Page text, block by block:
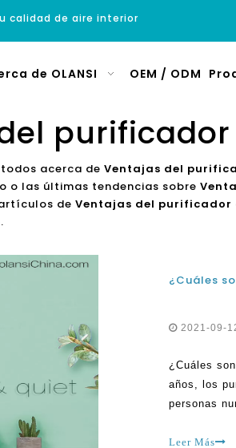
calidad de aire interior
de OLANSI OEM / ODM
acerca de Ventajas del
o las últimas tendencias sobre
de Ventajas del purificador
¿Cuáles
2021-09-
¿Cuáles
años, los
personas
hospitales,
Leer Más